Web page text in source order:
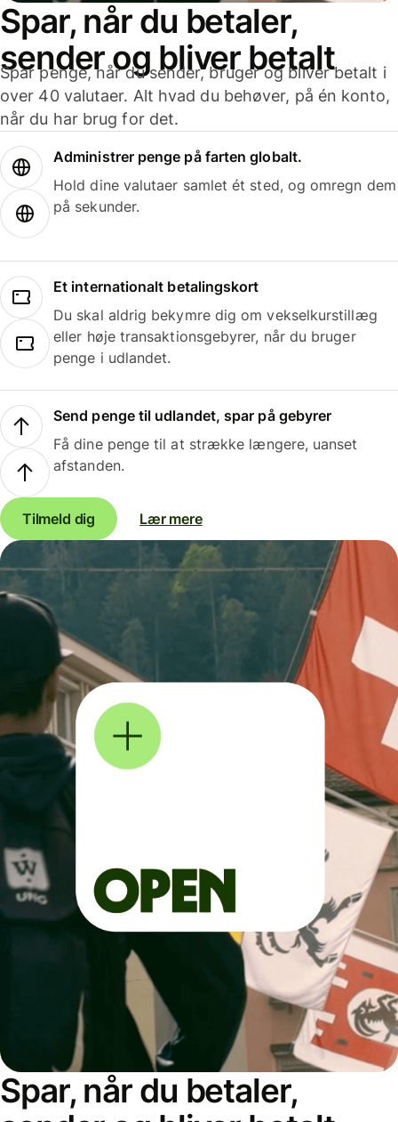
Spar, når du betaler,
sender og bliver betalt
Spar penge, når du sender, bruger og bliver betalt i
over 40 valutaer. Alt hvad du behøver, på én konto,
når du har brug for det.
Administrer penge på farten globalt.
Hold dine valutaer samlet ét sted, og omregn dem
på sekunder.
Et internationalt betalingskort
Du skal aldrig bekymre dig om vekselkurstillæg
eller høje transaktionsgebyrer, når du bruger
penge i udlandet.
Send penge til udlandet, spar på gebyrer
Få dine penge til at strække længere, uanset
afstanden.
Tilmeld dig Lær mere
Spar, når du betaler,